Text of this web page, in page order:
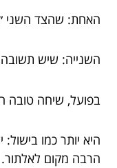
האחת: שהצד השני
השנייה: שיש
בפועל, שיחה טובה
היא יותר כמו
הרבה מקום לאלתור.